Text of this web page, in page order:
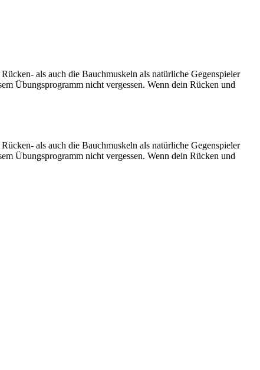
als auch die Bauchmuskeln als natürliche Gegenspieler
Übungsprogramm nicht vergessen. Wenn dein Rücken und
als auch die Bauchmuskeln als natürliche Gegenspieler
Übungsprogramm nicht vergessen. Wenn dein Rücken und